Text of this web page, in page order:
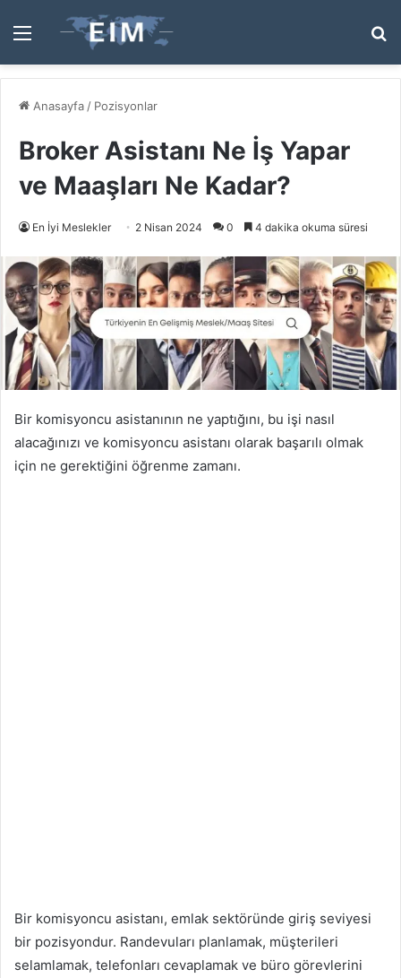
Menü
...
Anasayfa / Pozisyonlar
Broker Asistanı Ne İş Yapar
ve Maaşları Ne Kadar?
En İyi Meslekler 2 Nisan 2024 0 4 dakika okuma süresi
Bir komisyoncu asistanının ne yaptığını, bu işi nasıl
alacağınızı ve komisyoncu asistanı olarak başarılı olmak
için ne gerektiğini öğrenme zamanı.
Bir komisyoncu asistanı, emlak sektöründe giriş seviyesi
bir pozisyondur. Randevuları planlamak, müşterileri
selamlamak, telefonları cevaplamak ve büro görevlerini